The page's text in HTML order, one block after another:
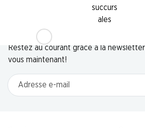
succurs
ales
Newsletter
Restez au courant grâce à la
vous maintenant!
Adresse e-mail